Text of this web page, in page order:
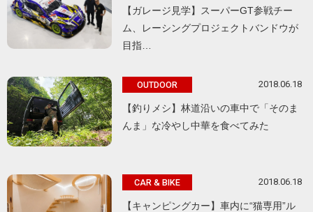
【ガレージ見学】スーパーGT参戦チー
ム、レーシングプロジェクトバンドウが
目指…
OUTDOOR 2018.06.18
【釣りメシ】林道沿いの車中で「そのま
んま」な冷やし中華を食べてみた
CAR & BIKE 2018.06.18
【キャンピングカー】車内に“猫専用”ル